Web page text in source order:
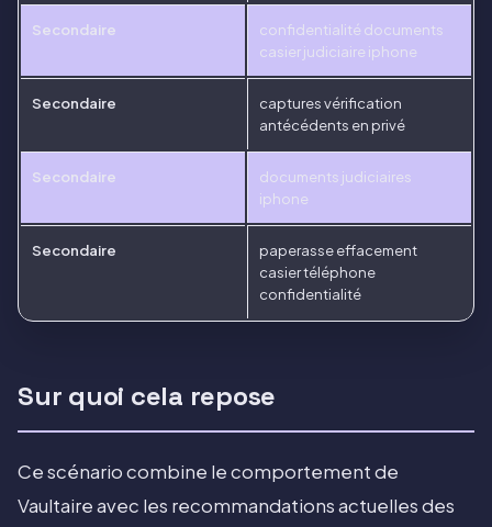
Secondaire
confidentialité documents
casier judiciaire iphone
Secondaire
captures vérification
antécédents en privé
Secondaire
documents judiciaires
iphone
Secondaire
paperasse effacement
casier téléphone
confidentialité
Sur quoi cela repose
Ce scénario combine le comportement de
Vaultaire avec les recommandations actuelles des